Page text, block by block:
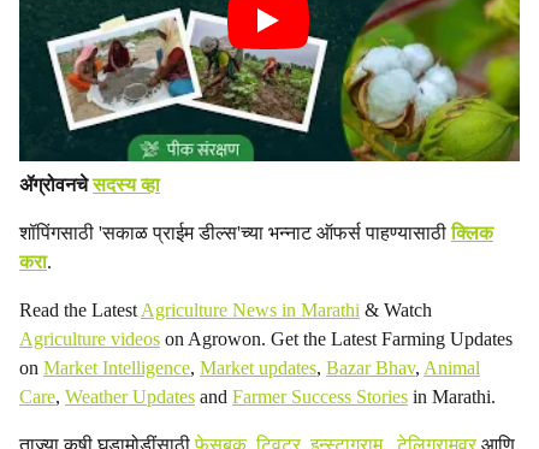
ॲग्रोवनचेसदस्य व्हा
शॉपिंगसाठी 'सकाळ प्राईम डील्स'च्या भन्नाट ऑफर्स पाहण्यासाठीक्लिक
करा.
Read the Latest Agriculture News in Marathi & Watch
Agriculture videos on Agrowon. Get the Latest Farming Updates
on Market Intelligence, Market updates, Bazar Bhav, Animal
Care, Weather Updates and Farmer Success Stories in Marathi.
ताज्या कृषी घडामोडींसाठीफेसबुक,ट्विटर,इन्स्टाग्राम ,टेलिग्रामवरआणि